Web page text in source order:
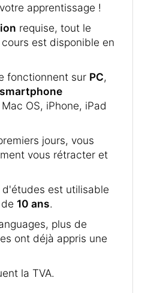
votre apprentissage !
requise, tout le
est disponible en
fonctionnent sur PC,
smartphone
OS, iPhone, iPad
jours, vous
vous rétracter et
d'études est utilisable
10 ans.
plus de
ont déjà appris une
la TVA.